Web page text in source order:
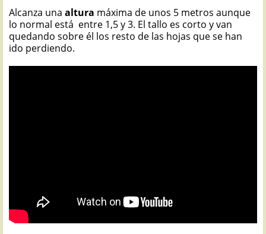
Alcanza una altura máxima de unos 5 metros aunque
lo normal está entre 1,5 y 3. El tallo es corto y van
quedando sobre él los resto de las hojas que se han
ido perdiendo.